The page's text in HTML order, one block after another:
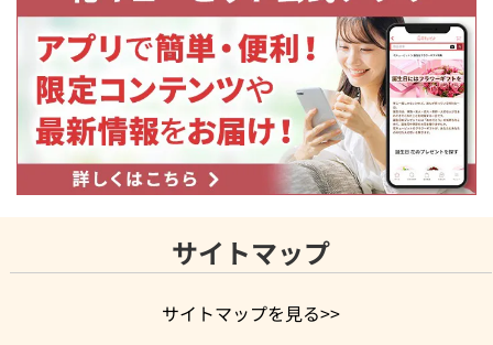
サイトマップ
サイトマップを見る>>